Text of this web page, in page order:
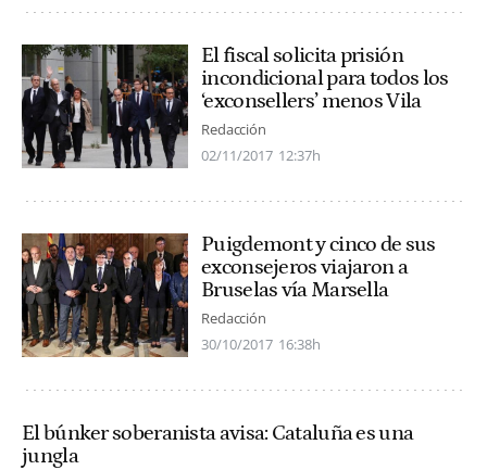
El fiscal solicita prisión
incondicional para todos los
‘exconsellers’ menos Vila
Redacción
02/11/2017 12:37h
Puigdemont y cinco de sus
exconsejeros viajaron a
Bruselas vía Marsella
Redacción
30/10/2017 16:38h
El búnker soberanista avisa: Cataluña es una
jungla